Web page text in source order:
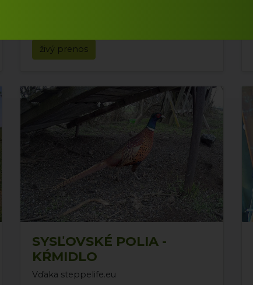
živý prenos
SYSĽOVSKÉ POLIA -
KŔMIDLO
Vďaka steppelife.eu